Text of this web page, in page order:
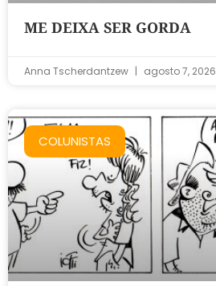
ME DEIXA SER GORDA
Anna Tscherdantzew agosto 7, 2026
COLUNISTAS